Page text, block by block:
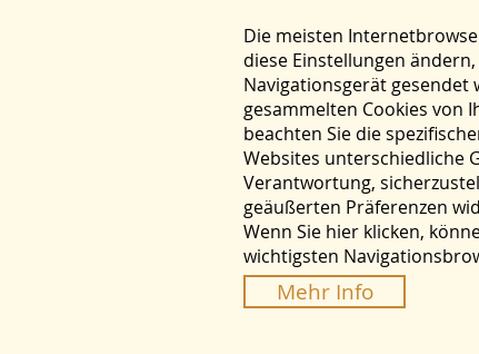
Die meisten
diese Einstellungen
Navigationsgerät gesendet
gesammelten Cookies von
beachten Sie die
Websites unterschiedliche
Verantwortung,
geäußerten Präferenzen
Wenn Sie hier klicken,
wichtigsten
Mehr Info